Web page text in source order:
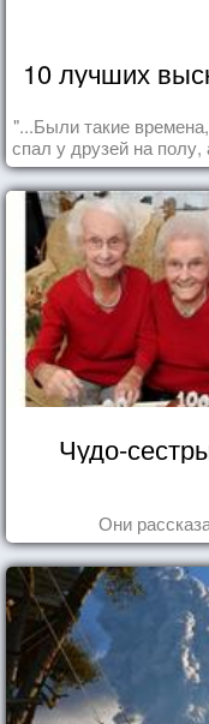
10 лучших
"...Были такие
спал у друзей на
Чудо-
Они